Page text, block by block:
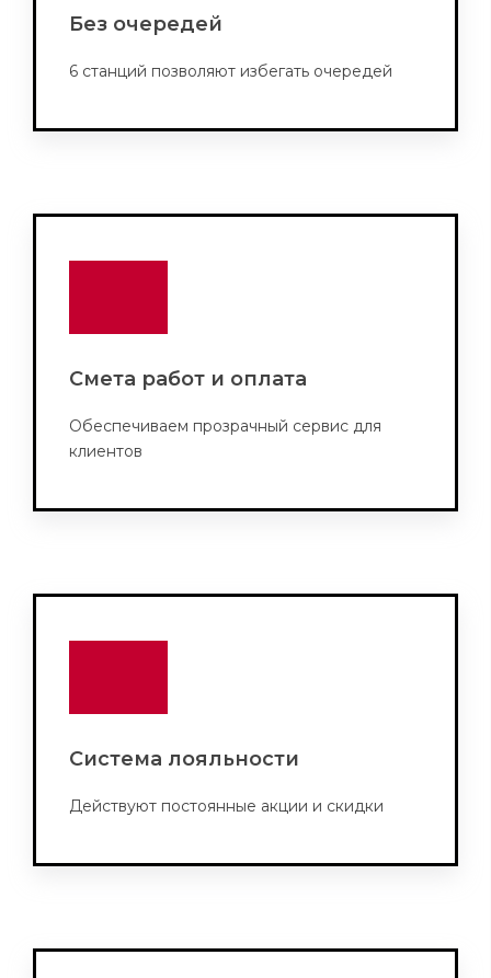
Без очередей
6 станций позволяют избегать очередей
Смета работ и оплата
Обеспечиваем прозрачный сервис для
клиентов
Система лояльности
Действуют постоянные акции и скидки